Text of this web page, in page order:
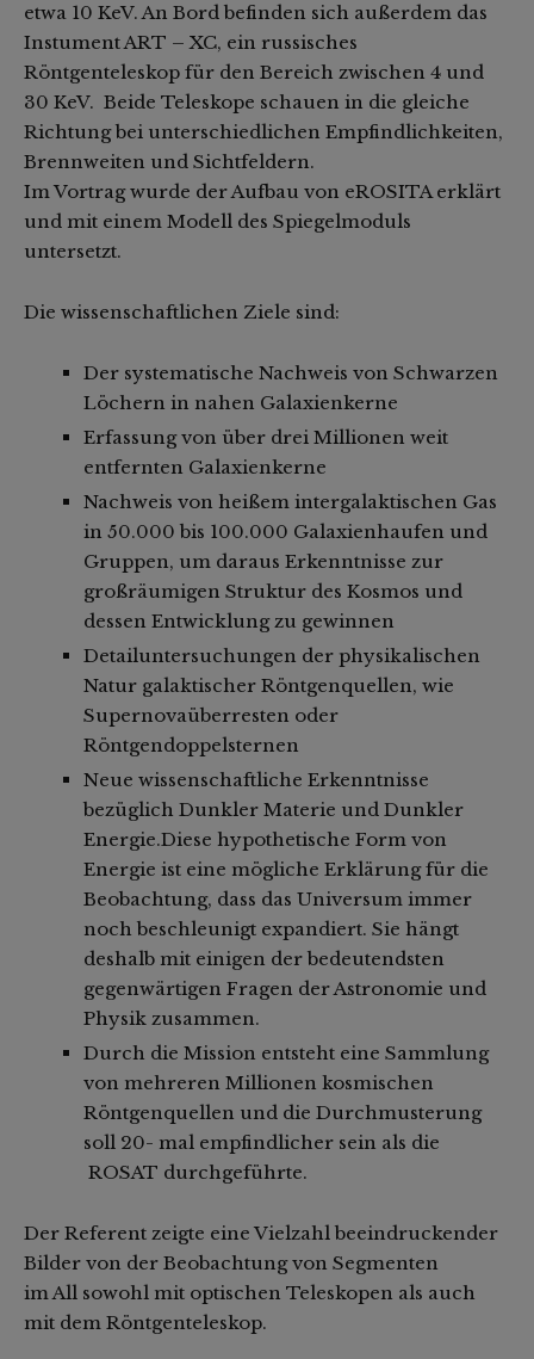
etwa 10 KeV. An Bord befinden sich außerdem das
Instument ART – XC, ein russisches
Röntgenteleskop für den Bereich zwischen 4 und
30 KeV. Beide Teleskope schauen in die gleiche
Richtung bei unterschiedlichen Empfindlichkeiten,
Brennweiten und Sichtfeldern.
Im Vortrag wurde der Aufbau von eROSITA erklärt
und mit einem Modell des Spiegelmoduls
untersetzt.
Die wissenschaftlichen Ziele sind:
Der systematische Nachweis von Schwarzen
Löchern in nahen Galaxienkerne
Erfassung von über drei Millionen weit
entfernten Galaxienkerne
Nachweis von heißem intergalaktischen Gas
in 50.000 bis 100.000 Galaxienhaufen und
Gruppen, um daraus Erkenntnisse zur
großräumigen Struktur des Kosmos und
dessen Entwicklung zu gewinnen
Detailuntersuchungen der physikalischen
Natur galaktischer Röntgenquellen, wie
Supernovaüberresten oder
Röntgendoppelsternen
Neue wissenschaftliche Erkenntnisse
bezüglich Dunkler Materie und Dunkler
Energie.Diese hypothetische Form von
Energie ist eine mögliche Erklärung für die
Beobachtung, dass das Universum immer
noch beschleunigt expandiert. Sie hängt
deshalb mit einigen der bedeutendsten
gegenwärtigen Fragen der Astronomie und
Physik zusammen.
Durch die Mission entsteht eine Sammlung
von mehreren Millionen kosmischen
Röntgenquellen und die Durchmusterung
soll 20- mal empfindlicher sein als die
ROSAT durchgeführte.
Der Referent zeigte eine Vielzahl beeindruckender
Bilder von der Beobachtung von Segmenten
im All sowohl mit optischen Teleskopen als auch
mit dem Röntgenteleskop.